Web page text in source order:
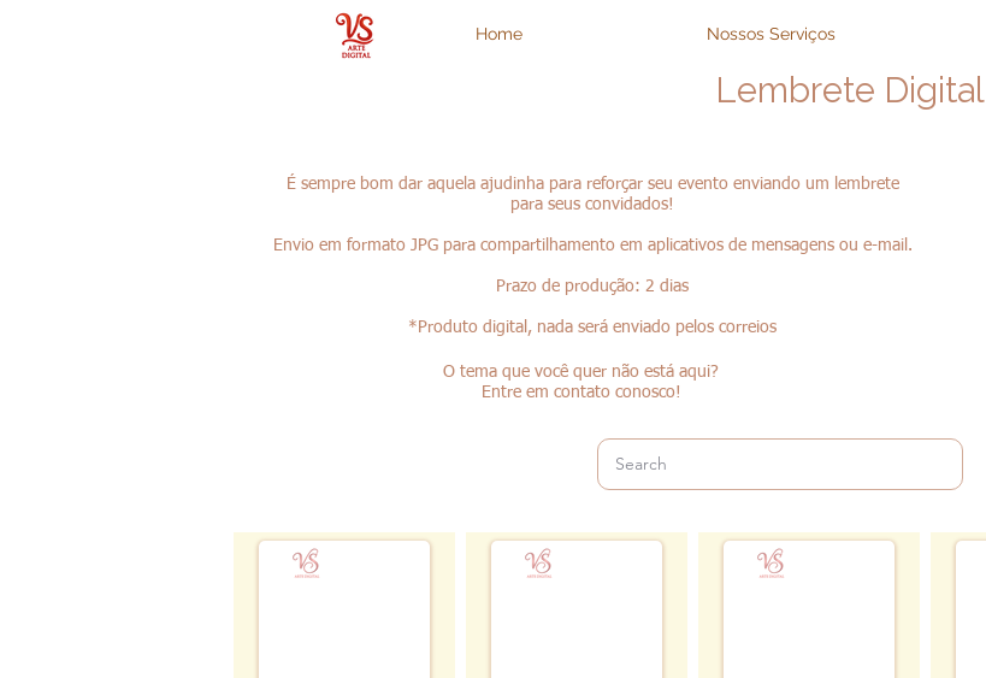
Home Nossos Serviços
Lembrete Digital
É sempre bom dar aquela ajudinha para reforçar seu evento enviando um lembrete
para seus convidados!
Envio em formato JPG para compartilhamento em aplicativos de mensagens ou e-mail.
Prazo de produção: 2 dias
*Produto digital, nada será enviado pelos correios
O tema que você quer não está aqui?
Entre em contato conosco!